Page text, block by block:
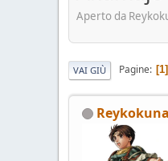
Aperto da
VAI GIÙ Pagine 1
Reykokuna